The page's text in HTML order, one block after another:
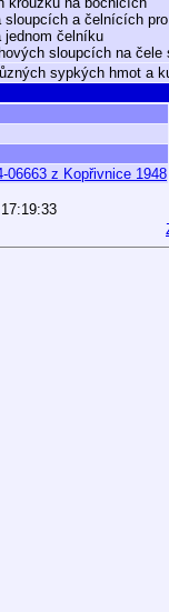
sloupcích a čelnících
jednom čelníku
sloupcích na čele
sypkých hmot a
06663 z Kopřivnice 1948